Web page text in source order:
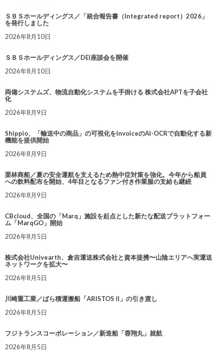
ＳＢＳホールディングス／「統合報告書（Integrated report）2026」
を発行しました
2026年8月10日
ＳＢＳホールディングス／DEI座談会を開催
2026年8月10日
両備システムズ、物流自動化システムを手掛ける 株式会社APTを子会社
化
2026年8月9日
Shippio、「輸送中の商品」の可視化をInvoiceのAI-OCRで自動化する新
機能を提供開始
2026年8月9日
栗林商船／夏の安全運航を支えるため熱中症対策を強化。今年から船員
への飲料配布を開始、4年目となるファン付き作業服の支給も継続
2026年8月9日
CBcloud、全国の「Marq」施設を起点とした新たな配送プラットフォー
ム「MarqGO」開始
2026年8月5日
株式会社Univearth、倉吉運送株式会社と資本提携〜山陰エリアへ実運送
ネットワークを拡大〜
2026年8月5日
川崎重工業／ばら積運搬船「ARISTOS II」の引き渡し
2026年8月5日
フジトランスコーポレーション／新造船「蓉翔丸」就航
2026年8月5日